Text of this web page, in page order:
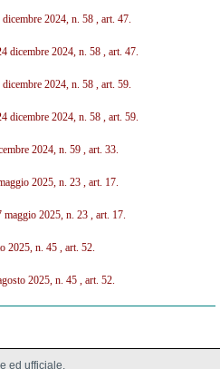
dicembre 2024, n. 58 , art. 47.
dicembre 2024, n. 58 , art. 47.
dicembre 2024, n. 58 , art. 59.
dicembre 2024, n. 58 , art. 59.
2024, n. 59 , art. 33.
2025, n. 23 , art. 17.
maggio 2025, n. 23 , art. 17.
2025, n. 45 , art. 52.
2025, n. 45 , art. 52.
ed ufficiale.